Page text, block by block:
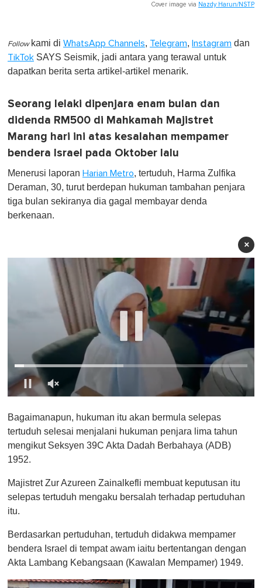
Cover image via Nazdy Harun/NSTP
Follow kami di WhatsApp Channels, Telegram, Instagram dan
TikTok SAYS Seismik, jadi antara yang terawal untuk
dapatkan berita serta artikel-artikel menarik.
Seorang lelaki dipenjara enam bulan dan
didenda RM500 di Mahkamah Majistret
Marang hari ini atas kesalahan mempamer
bendera Israel pada Oktober lalu
Menerusi laporan Harian Metro, tertuduh, Harma Zulfika
Deraman, 30, turut berdepan hukuman tambahan penjara
tiga bulan sekiranya dia gagal membayar denda
berkenaan.
×
e
c
n
d
f
1
i
u
e
Bagaimanapun, hukuman itu akan bermula selepas
tertuduh selesai menjalani hukuman penjara lima tahun
mengikut Seksyen 39C Akta Dadah Berbahaya (ADB)
1952.
Majistret Zur Azureen Zainalkefli membuat keputusan itu
selepas tertuduh mengaku bersalah terhadap pertuduhan
itu.
Berdasarkan pertuduhan, tertuduh didakwa mempamer
bendera Israel di tempat awam iaitu bertentangan dengan
Akta Lambang Kebangsaan (Kawalan Mempamer) 1949.